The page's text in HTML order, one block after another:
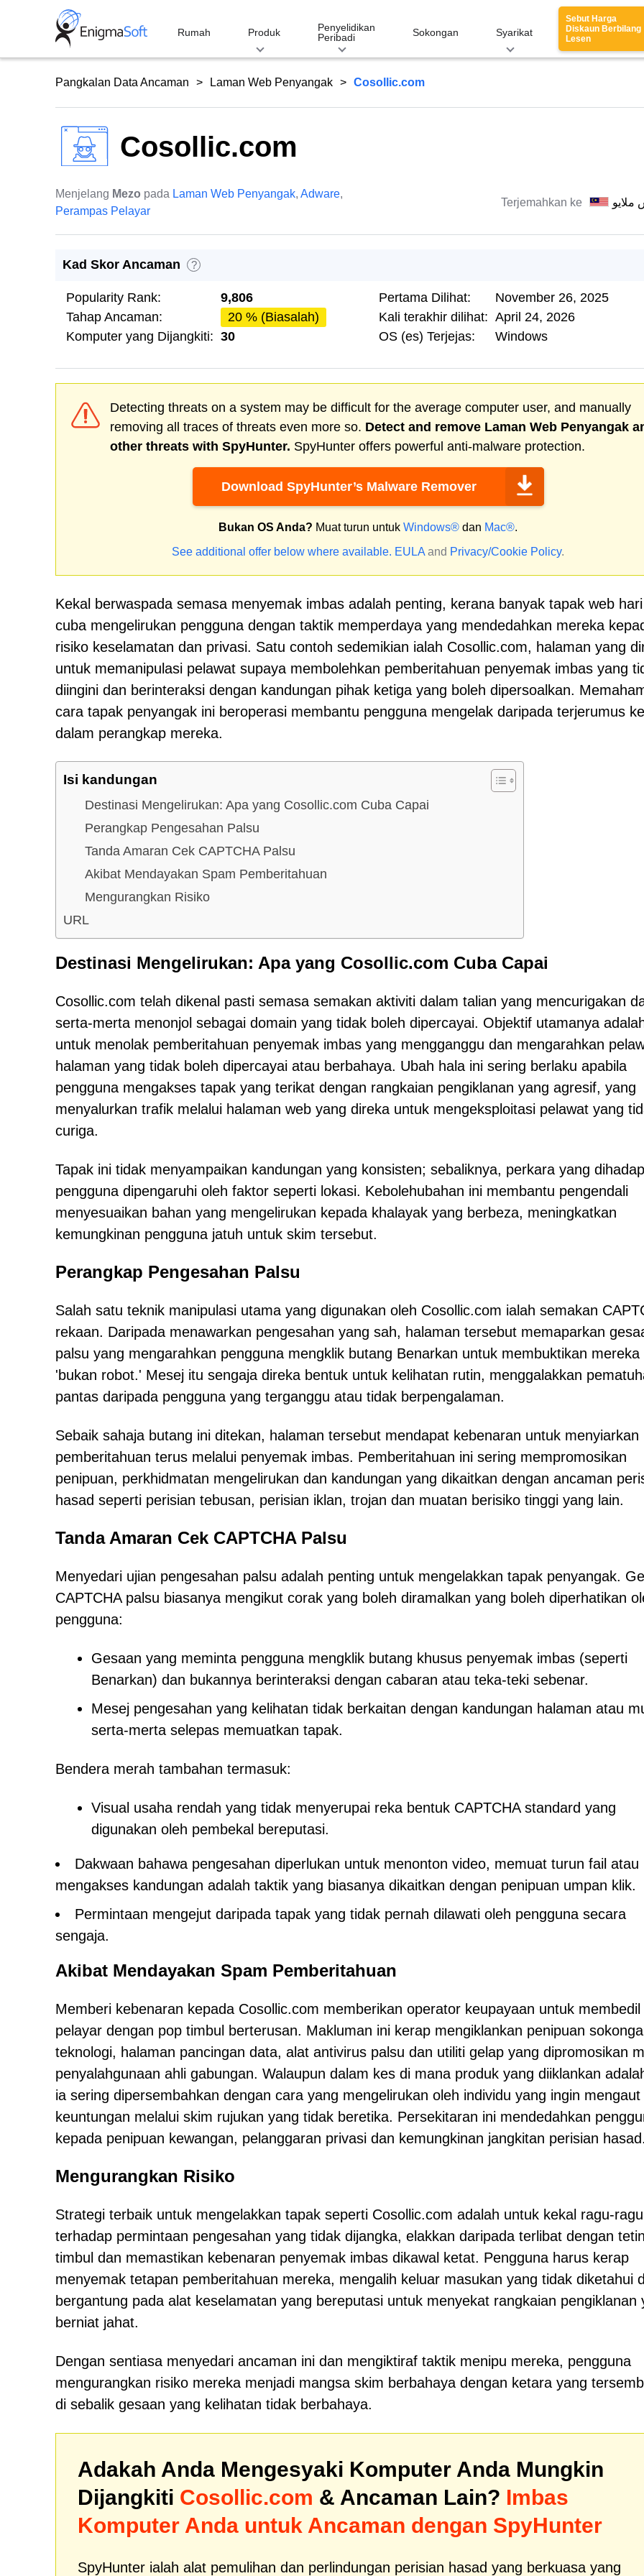
Rumah Produk
Penyelidikan
Peribadi
Sokongan Syarikat
Sebut Harga
Diskaun Berbilang
Lesen
Pangkalan Data Ancaman Laman Web Penyangak Cosollic.com
Cosollic.com
Menjelang Mezo pada Laman Web Penyangak, Adware,
Perampas Pelayar
Terjemahkan ke ملايو
Kad Skor Ancaman ?
Popularity Rank:
9,806
Tahap Ancaman:
20 % (Biasalah)
Komputer yang Dijangkiti: 30
Pertama Dilihat:
November 26, 2025
Kali terakhir dilihat: April 24, 2026
OS (es) Terjejas:
Windows
Detecting threats on a system may be difficult for the average computer user, and manually
removing all traces of threats even more so. Detect and remove Laman Web Penyangak
other threats with SpyHunter. SpyHunter offers powerful anti-malware protection.
Download SpyHunter’s Malware Remover
Bukan OS Anda? Muat turun untuk Windows® dan Mac®.
See additional offer below where available. EULA and Privacy/Cookie Policy.
Kekal berwaspada semasa menyemak imbas adalah penting, kerana banyak tapak web
cuba mengelirukan pengguna dengan taktik memperdaya yang mendedahkan mereka
risiko keselamatan dan privasi. Satu contoh sedemikian ialah Cosollic.com, halaman yang
untuk memanipulasi pelawat supaya membolehkan pemberitahuan penyemak imbas yang
diingini dan berinteraksi dengan kandungan pihak ketiga yang boleh dipersoalkan.
cara tapak penyangak ini beroperasi membantu pengguna mengelak daripada terjerumus ke
dalam perangkap mereka.
Isi kandungan
Destinasi Mengelirukan: Apa yang Cosollic.com Cuba Capai
Perangkap Pengesahan Palsu
Tanda Amaran Cek CAPTCHA Palsu
Akibat Mendayakan Spam Pemberitahuan
Mengurangkan Risiko
URL
Destinasi Mengelirukan: Apa yang Cosollic.com Cuba Capai
Cosollic.com telah dikenal pasti semasa semakan aktiviti dalam talian yang mencurigakan
serta-merta menonjol sebagai domain yang tidak boleh dipercayai. Objektif utamanya
untuk menolak pemberitahuan penyemak imbas yang mengganggu dan mengarahkan
halaman yang tidak boleh dipercayai atau berbahaya. Ubah hala ini sering berlaku apabila
pengguna mengakses tapak yang terikat dengan rangkaian pengiklanan yang agresif, yang
menyalurkan trafik melalui halaman web yang direka untuk mengeksploitasi pelawat yang
curiga.
Tapak ini tidak menyampaikan kandungan yang konsisten; sebaliknya, perkara yang
pengguna dipengaruhi oleh faktor seperti lokasi. Kebolehubahan ini membantu pengendali
menyesuaikan bahan yang mengelirukan kepada khalayak yang berbeza, meningkatkan
kemungkinan pengguna jatuh untuk skim tersebut.
Perangkap Pengesahan Palsu
Salah satu teknik manipulasi utama yang digunakan oleh Cosollic.com ialah semakan
rekaan. Daripada menawarkan pengesahan yang sah, halaman tersebut memaparkan
palsu yang mengarahkan pengguna mengklik butang Benarkan untuk membuktikan mereka
'bukan robot.' Mesej itu sengaja direka bentuk untuk kelihatan rutin, menggalakkan
pantas daripada pengguna yang terganggu atau tidak berpengalaman.
Sebaik sahaja butang ini ditekan, halaman tersebut mendapat kebenaran untuk menyiarkan
pemberitahuan terus melalui penyemak imbas. Pemberitahuan ini sering mempromosikan
penipuan, perkhidmatan mengelirukan dan kandungan yang dikaitkan dengan ancaman
hasad seperti perisian tebusan, perisian iklan, trojan dan muatan berisiko tinggi yang lain.
Tanda Amaran Cek CAPTCHA Palsu
Menyedari ujian pengesahan palsu adalah penting untuk mengelakkan tapak penyangak.
CAPTCHA palsu biasanya mengikut corak yang boleh diramalkan yang boleh diperhatikan
pengguna:
Gesaan yang meminta pengguna mengklik butang khusus penyemak imbas (seperti
Benarkan) dan bukannya berinteraksi dengan cabaran atau teka-teki sebenar.
Mesej pengesahan yang kelihatan tidak berkaitan dengan kandungan halaman atau
serta-merta selepas memuatkan tapak.
Bendera merah tambahan termasuk:
Visual usaha rendah yang tidak menyerupai reka bentuk CAPTCHA standard yang
digunakan oleh pembekal bereputasi.
Dakwaan bahawa pengesahan diperlukan untuk menonton video, memuat turun fail atau
mengakses kandungan adalah taktik yang biasanya dikaitkan dengan penipuan umpan klik.
Permintaan mengejut daripada tapak yang tidak pernah dilawati oleh pengguna secara
sengaja.
Akibat Mendayakan Spam Pemberitahuan
Memberi kebenaran kepada Cosollic.com memberikan operator keupayaan untuk membedil
pelayar dengan pop timbul berterusan. Makluman ini kerap mengiklankan penipuan
teknologi, halaman pancingan data, alat antivirus palsu dan utiliti gelap yang dipromosikan
penyalahgunaan ahli gabungan. Walaupun dalam kes di mana produk yang diiklankan
ia sering dipersembahkan dengan cara yang mengelirukan oleh individu yang ingin mengaut
keuntungan melalui skim rujukan yang tidak beretika. Persekitaran ini mendedahkan
kepada penipuan kewangan, pelanggaran privasi dan kemungkinan jangkitan perisian hasad.
Mengurangkan Risiko
Strategi terbaik untuk mengelakkan tapak seperti Cosollic.com adalah untuk kekal ragu-ragu
terhadap permintaan pengesahan yang tidak dijangka, elakkan daripada terlibat dengan
timbul dan memastikan kebenaran penyemak imbas dikawal ketat. Pengguna harus kerap
menyemak tetapan pemberitahuan mereka, mengalih keluar masukan yang tidak diketahui
bergantung pada alat keselamatan yang bereputasi untuk menyekat rangkaian pengiklanan
berniat jahat.
Dengan sentiasa menyedari ancaman ini dan mengiktiraf taktik menipu mereka, pengguna
mengurangkan risiko mereka menjadi mangsa skim berbahaya dengan ketara yang
di sebalik gesaan yang kelihatan tidak berbahaya.
Adakah Anda Mengesyaki Komputer Anda Mungkin
Dijangkiti Cosollic.com & Ancaman Lain? Imbas
Komputer Anda untuk Ancaman dengan SpyHunter
SpyHunter ialah alat pemulihan dan perlindungan perisian hasad yang berkuasa yang